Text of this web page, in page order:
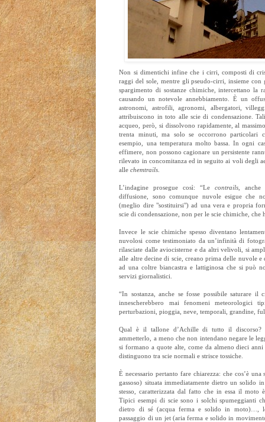
Non si dimentichi infine che i cirri, composti di
raggi del sole, mentre gli pseudo-cirri, insieme
spargimento di sostanze chimiche, intercettano la
causando un notevole annebbiamento. È un
astronomi, astrofili, agronomi, albergatori,
attribuiscono in toto alle scie di condensazione.
acqueo, però, si dissolvono rapidamente, al
trenta minuti, ma solo se occorrono particolari
esempio, una temperatura molto bassa. In ogni
effimere, non possono cagionare un persistente
rilevato in concomitanza ed in seguito ai voli degli
allechemtrails
L’indagine prosegue così: “Lecontrails ,
diffusione, sono comunque nuvole esigue che
(meglio dire "sostituirsi") ad una vera e propria
scie di condensazione, non per le scie chimiche, che
Invece le scie chimiche spesso diventano
nuvolosi come testimoniato da un’infinità di
rilasciate dalle aviocisterne e da altri velivoli, si
alle altre decine di scie, creano prima delle nuvole
ad una coltre biancastra e lattiginosa che si può
servizi giornalistici.
“In sostanza, anche se fosse possibile saturare
innescherebbero mai fenomeni
perturbazioni, pioggia, neve, temporali, grandine,
Qual è il tallone d’Achille di tutto il discorso?
ammetterlo, a meno che non intendano negare le
si formano a quote alte, come da almeno dieci
distinguono tra scie normali e strisce tossiche.
È necessario pertanto fare chiarezza: che cos’è
gassoso) situata immediatamente dietro un solido
stesso, caratterizzata dal fatto che in essa il moto
Tipici esempi di scie sono i solchi spumeggianti
dietro di sé (acqua ferma e solido in moto)…,
passaggio di un jet (aria ferma e solido in